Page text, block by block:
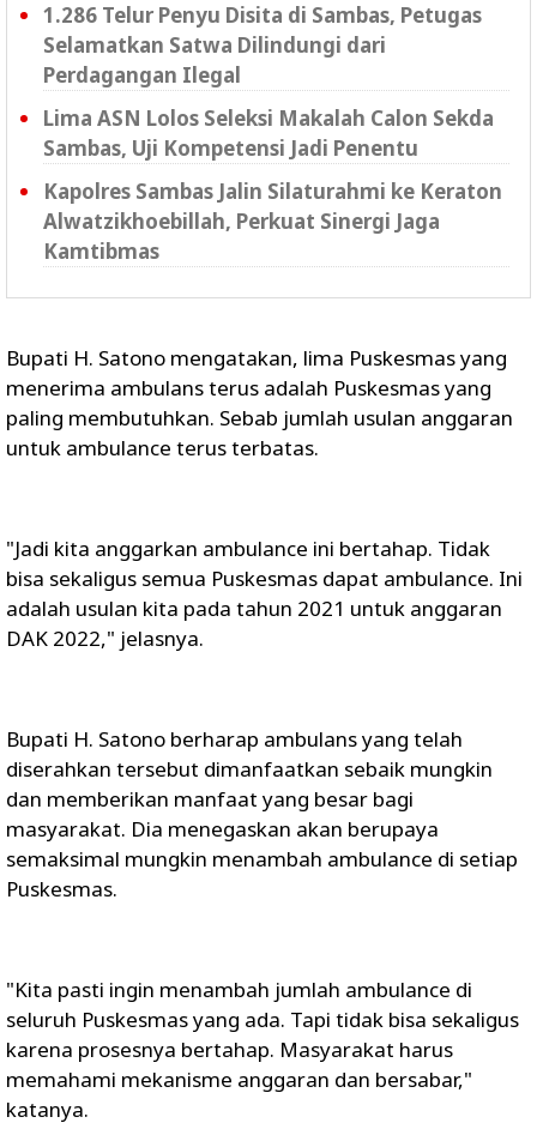
1.286 Telur Penyu Disita di Sambas, Petugas
Selamatkan Satwa Dilindungi dari
Perdagangan Ilegal
Lima ASN Lolos Seleksi Makalah Calon Sekda
Sambas, Uji Kompetensi Jadi Penentu
Kapolres Sambas Jalin Silaturahmi ke Keraton
Alwatzikhoebillah, Perkuat Sinergi Jaga
Kamtibmas
Bupati H. Satono mengatakan, lima Puskesmas yang
menerima ambulans terus adalah Puskesmas yang
paling membutuhkan. Sebab jumlah usulan anggaran
untuk ambulance terus terbatas.
"Jadi kita anggarkan ambulance ini bertahap. Tidak
bisa sekaligus semua Puskesmas dapat ambulance. Ini
adalah usulan kita pada tahun 2021 untuk anggaran
DAK 2022," jelasnya.
Bupati H. Satono berharap ambulans yang telah
diserahkan tersebut dimanfaatkan sebaik mungkin
dan memberikan manfaat yang besar bagi
masyarakat. Dia menegaskan akan berupaya
semaksimal mungkin menambah ambulance di setiap
Puskesmas.
"Kita pasti ingin menambah jumlah ambulance di
seluruh Puskesmas yang ada. Tapi tidak bisa sekaligus
karena prosesnya bertahap. Masyarakat harus
memahami mekanisme anggaran dan bersabar,"
katanya.